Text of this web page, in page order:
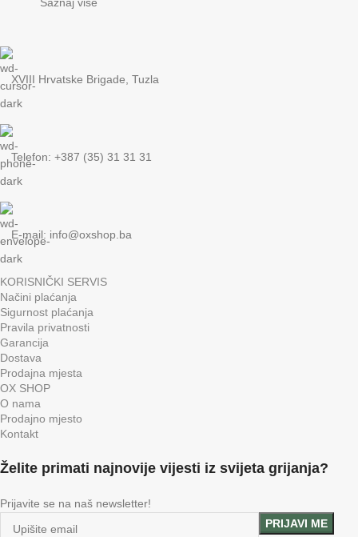
XVIII Hrvatske Brigade, Tuzla
Telefon: +387 (35) 31 31 31
E-mail: info@oxshop.ba
KORISNIČKI SERVIS
Načini plaćanja
Sigurnost plaćanja
Pravila privatnosti
Garancija
Dostava
Prodajna mjesta
OX SHOP
O nama
Prodajno mjesto
Kontakt
Želite primati najnovije vijesti iz svijeta grijanja?
Prijavite se na naš newsletter!